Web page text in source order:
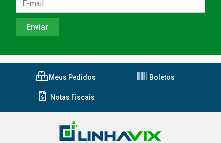
Meus Pedidos Boletos
Notas Fiscais